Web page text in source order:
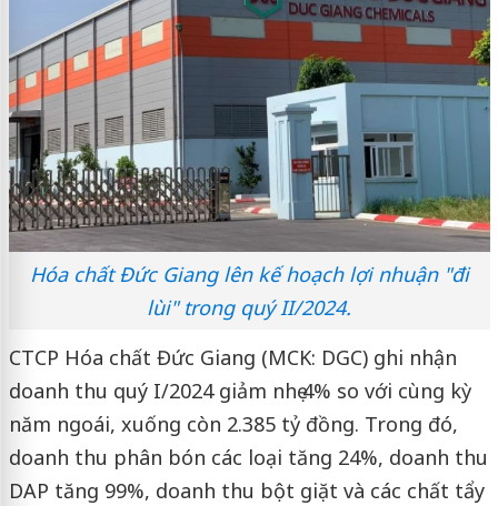
Hóa chất Đức Giang lên kế hoạch lợi nhuận "đi
lùi" trong quý II/2024.
CTCP Hóa chất Đức Giang (MCK: DGC) ghi nhận
doanh thu quý I/2024 giảm nhẹ 4% so với cùng kỳ
năm ngoái, xuống còn 2.385 tỷ đồng. Trong đó,
doanh thu phân bón các loại tăng 24%, doanh thu
DAP tăng 99%, doanh thu bột giặt và các chất tẩy